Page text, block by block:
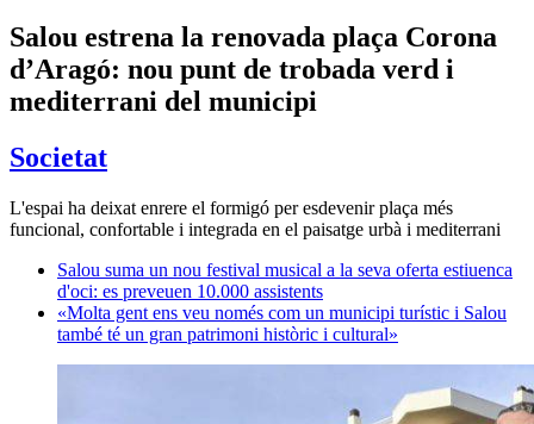
Salou estrena la renovada plaça Corona
d’Aragó: nou punt de trobada verd i
mediterrani del municipi
Societat
L'espai ha deixat enrere el formigó per esdevenir plaça més
funcional, confortable i integrada en el paisatge urbà i mediterrani
Salou suma un nou festival musical a la seva oferta estiuenca
d'oci: es preveuen 10.000 assistents
«Molta gent ens veu només com un municipi turístic i Salou
també té un gran patrimoni històric i cultural»